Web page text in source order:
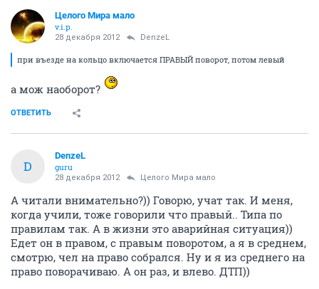
Целого Мира мало
v.i.p.
28 декабря 2012 DenzeL
при въезде на кольцо включается ПРАВЫЙ поворот, потом левый
а мож наоборот?
ОТВЕТИТЬ
D
DenzeL
guru
28 декабря 2012 Целого Мира мало
А читали внимательно?)) Говорю, учат так. И меня,
когда учили, тоже говорили что правый.. Типа по
правилам так. А в жизни это аварийная ситуация))
Едет он в правом, с правым поворотом, а я в среднем,
смотрю, чел на право собрался. Ну и я из среднего на
право поворачиваю. А он раз, и влево. ДТП))